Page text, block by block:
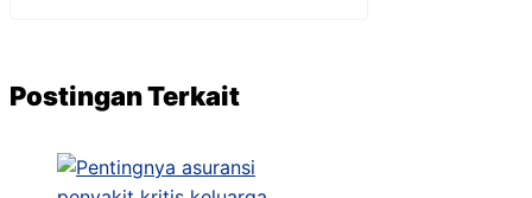
Postingan Terkait